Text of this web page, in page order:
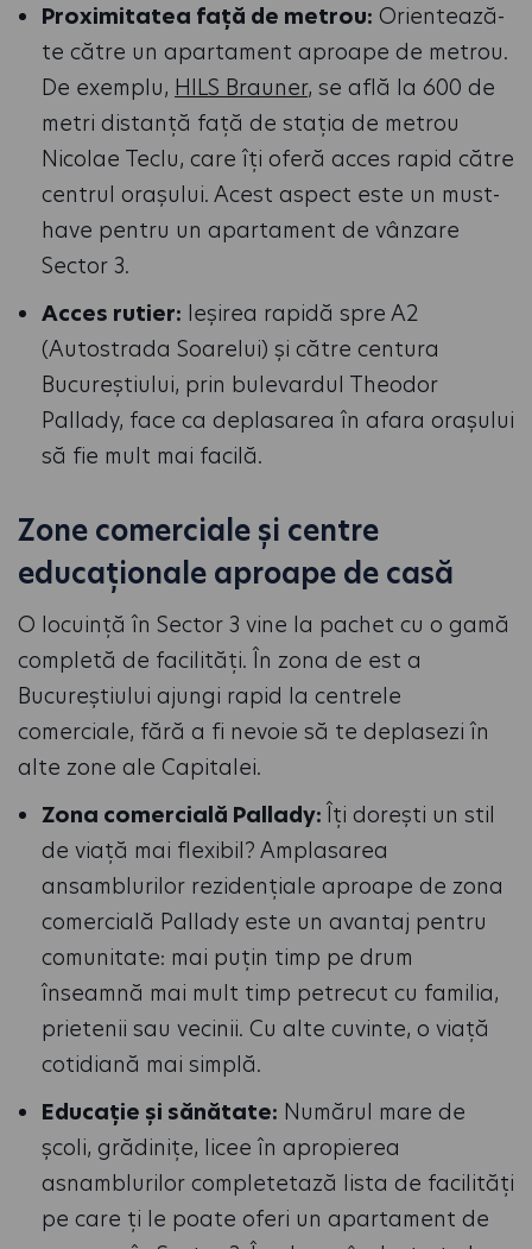
Proximitatea față de metrou: Orientează-
te către un apartament aproape de metrou.
De exemplu, HILS Brauner, se află la 600 de
metri distanță față de stația de metrou
Nicolae Teclu, care îți oferă acces rapid către
centrul orașului. Acest aspect este un must-
have pentru un apartament de vânzare
Sector 3.
Acces rutier: Ieșirea rapidă spre A2
(Autostrada Soarelui) și către centura
Bucureștiului, prin bulevardul Theodor
Pallady, face ca deplasarea în afara orașului
să fie mult mai facilă.
Zone comerciale și centre
educaționale aproape de casă
O locuință în Sector 3 vine la pachet cu o gamă
completă de facilități. În zona de est a
Bucureștiului ajungi rapid la centrele
comerciale, fără a fi nevoie să te deplasezi în
alte zone ale Capitalei.
Zona comercială Pallady: Îți dorești un stil
de viață mai flexibil? Amplasarea
ansamblurilor rezidențiale aproape de zona
comercială Pallady este un avantaj pentru
comunitate: mai puțin timp pe drum
înseamnă mai mult timp petrecut cu familia,
prietenii sau vecinii. Cu alte cuvinte, o viață
cotidiană mai simplă.
Educație și sănătate: Numărul mare de
școli, grădinițe, licee în apropierea
asnamblurilor completetază lista de facilități
pe care ți le poate oferi un apartament de